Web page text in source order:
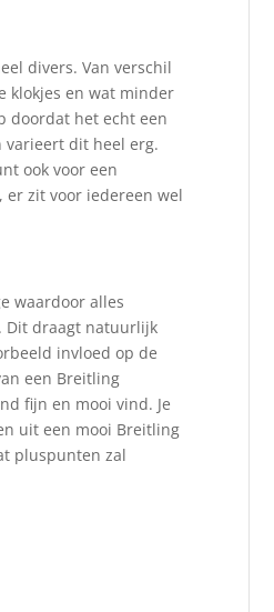
divers. Van verschil
klokjes en wat minder
doordat het echt een
varieert dit heel erg.
ook voor een
zit voor iedereen wel
waardoor alles
Dit draagt natuurlijk
invloed op de
een Breitling
fijn en mooi vind. Je
uit een mooi Breitling
pluspunten zal